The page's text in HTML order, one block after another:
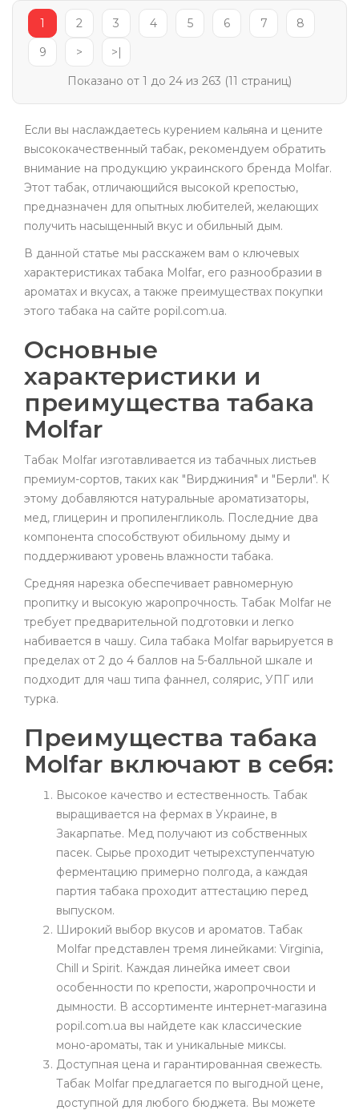
1 2 3 4 5 6 7
8
9
>
>|
Показано от 1 до 24 из 263 (11 страниц)
Если вы наслаждаетесь курением кальяна и цените
высококачественный табак, рекомендуем обратить
внимание на продукцию украинского бренда Molfar.
Этот табак, отличающийся высокой крепостью,
предназначен для опытных любителей, желающих
получить насыщенный вкус и обильный дым.
В данной статье мы расскажем вам о ключевых
характеристиках табака Molfar, его разнообразии в
ароматах и вкусах, а также преимуществах покупки
этого табака на сайте popil.com.ua.
Основные
характеристики и
преимущества табака
Molfar
Табак Molfar изготавливается из табачных листьев
премиум-сортов, таких как "Вирджиния" и "Берли". К
этому добавляются натуральные ароматизаторы,
мед, глицерин и пропиленгликоль. Последние два
компонента способствуют обильному дыму и
поддерживают уровень влажности табака.
Средняя нарезка обеспечивает равномерную
пропитку и высокую жаропрочность. Табак Molfar не
требует предварительной подготовки и легко
набивается в чашу. Сила табака Molfar варьируется в
пределах от 2 до 4 баллов на 5-балльной шкале и
подходит для чаш типа фаннел, солярис, УПГ или
турка.
Преимущества табака
Molfar включают в себя:
Высокое качество и естественность. Табак
выращивается на фермах в Украине, в
Закарпатье. Мед получают из собственных
пасек. Сырье проходит четырехступенчатую
ферментацию примерно полгода, а каждая
партия табака проходит аттестацию перед
выпуском.
Широкий выбор вкусов и ароматов. Табак
Molfar представлен тремя линейками: Virginia,
Chill и Spirit. Каждая линейка имеет свои
особенности по крепости, жаропрочности и
дымности. В ассортименте интернет-магазина
popil.com.ua вы найдете как классические
моно-ароматы, так и уникальные миксы.
Доступная цена и гарантированная свежесть.
Табак Molfar предлагается по выгодной цене,
доступной для любого бюджета. Вы можете